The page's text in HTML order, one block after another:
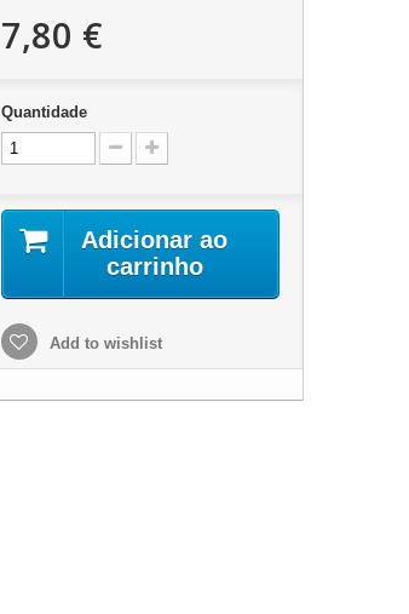
7,80 €
Quantidade
Adicionar ao
carrinho
Add to wishlist